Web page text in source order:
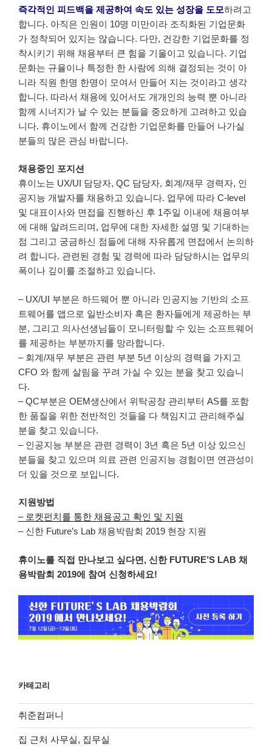
즉각적인 피드백을 제공하여 속도 있는 성장을 도모하려고
합니다. 아직은 인원이 10명 미만이라 조직화된 기업문화
가 정착되어 있지는 않습니다. 다만, 건강한 기업문화를 정
착시키기 위해 채용부터 큰 힘을 기울이고 있습니다. 기업
문화는 규율이나 특정한 한 사람에 의해 결정되는 것이 아
니라 직원 한명 한명이 모여서 만들어 지는 것이라고 생각
합니다. 따라서 채용에 있어서도 개개인의 능력 뿐 아니라
함께 시너지가 날 수 있는 분들을 중요하게 고려하고 있습
니다. 휴이노에서 함께 건강한 기업문화를 만들어 나가실
분들의 많은 관심 바랍니다.
채용중인 포지션
휴이노는 UX/UI 담당자, QC 담당자, 회계/재무 경력자, 인
공지능 개발자를 채용하고 있습니다. 업무에 따라 C-level
및 대표이사와 면접을 진행하신 후 1주일 이내에 채용여부
에 대해 알려드리며, 업무에 대한 자세한 설명 및 기대하는
점 그리고 궁금하신 점들에 대해 자유롭게 면접에서 논의하
려 합니다. 관련된 경험 및 경력에 따라 담당하시는 업무의
폭이나 깊이를 조절하고 있습니다.
– UX/UI 부분은 하드웨어 뿐 아니라 인공지능 기반의 소프
트웨어를 앱으로 일반소비자 혹은 환자들에게 제공하는 부
분, 그리고 의사선생님들이 모니터링할 수 있는 소프트웨어
를 제공하는 부분까지를 망라합니다.
– 회계/재무 부분은 관련 부분 5년 이상의 경력을 가지고
CFO 와 함께 살림을 꾸려 가실 수 있는 분을 찾고 있습니
다.
– QC부분은 OEM생산에서 위탁공장 관리부터 AS를 포함
한 품질을 위한 전반적인 것들을 다 책임지고 관리해주실
분을 찾고 있습니다.
– 인공지능 부분은 관련 경력이 3년 혹은 5년 이상 있으신
분들을 찾고 있으며 의료 관련 인공지능 경험이면 연관성이
더 있을 것으로 보입니다.
지원방법
– 로켓펀치를 통한 채용공고 확인 및 지원
– 신한 Future’s Lab 채용박람회 2019 현장 지원
휴이노를 직접 만나보고 싶다면, 신한 FUTURE’S LAB 채
용박람회 2019에 참여 신청하세요!
카테고리
취준컴퍼니
집 근처 사무실, 집무실